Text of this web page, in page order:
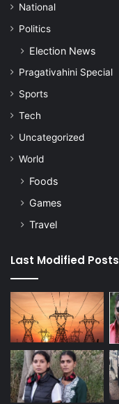
National
Politics
Election News
Pragativahini Special
Sports
Tech
Uncategorized
World
Foods
Games
Travel
Last Modified Posts